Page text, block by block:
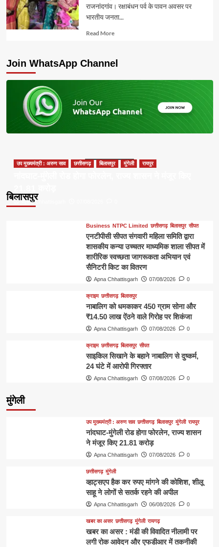
राजनांदगांव। रक्षाबंधन पर्व के पावन अवसर पर
भारतीय जनता...
Read MoreRead
Join WhatsApp Channel
बिलासपुर
उप मुख्यमंत्री : अरुण साव छत्तीसगढ़ बिलासपुर मुंगेली रायपुर
Apna Chhattisgarh
Business NTPC Limited छत्तीसगढ़ बिलासपुर सीपत
एनटीपीसी सीपत संगवारी महिला समिति द्वारा
शासकीय कन्या उच्चतर माध्यमिक शाला सीपत में
शारीरिक स्वच्छता जागरूकता अभियान एवं
सैनिटरी किट का वितरण
Apna Chhattisgarh 07/08/2026 0
क्राइम छत्तीसगढ़ बिलासपुर
नाबालिग को धमकाकर 450 ग्राम सोना और
₹14.50 लाख ऐंठने वाले गिरोह पर शिकंजा
Apna Chhattisgarh 07/08/2026 0
क्राइम छत्तीसगढ़ बिलासपुर सीपत
साइकिल सिखाने के बहाने नाबालिग से दुष्कर्म,
24 घंटे में आरोपी गिरफ्तार
Apna Chhattisgarh 07/08/2026 0
मुंगेली
उप मुख्यमंत्री : अरुण साव छत्तीसगढ़ बिलासपुर मुंगेली रायपुर
नांदघाट-मुंगेली रोड होगा फोरलेन, राज्य शासन
ने मंजूर किए 21.81 करोड़
Apna Chhattisgarh 07/08/2026 0
छत्तीसगढ़ मुंगेली
व्हाट्सएप हैक कर रुपए मांगने की कोशिश, शीलू
साहू ने लोगों से सतर्क रहने की अपील
Apna Chhattisgarh 06/08/2026 0
खबर का असर छत्तीसगढ़ मुंगेली रायगढ़
खबर का असर : मंडी की विवादित नीलामी पर
लगी रोक आवेदन और एफडीआर में तकनीकी